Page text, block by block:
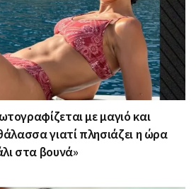
με μαγιό και
γιατί πλησιάζει η ώρα
στα βουνά»